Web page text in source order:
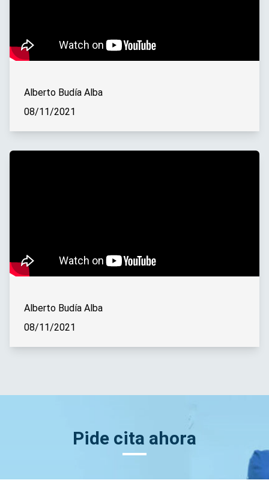
Alberto Budía Alba
08/11/2021
Alberto Budía Alba
08/11/2021
Pide cita ahora